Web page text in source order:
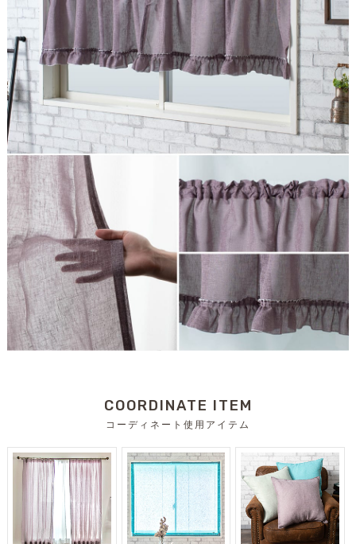
COORDINATE ITEM
コーディネート使用アイテム